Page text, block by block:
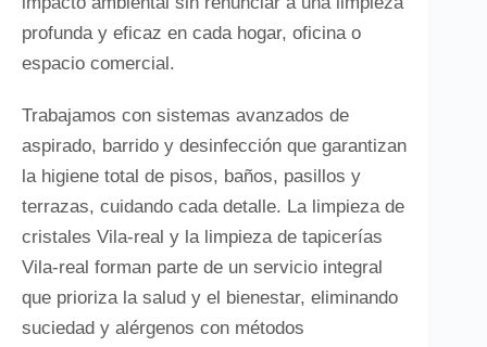
profunda y eficaz en cada hogar, oficina o
espacio comercial.
Trabajamos con sistemas avanzados de
aspirado, barrido y desinfección que garantizan
la higiene total de pisos, baños, pasillos y
terrazas, cuidando cada detalle. La limpieza de
cristales Vila-real y la limpieza de tapicerías
Vila-real forman parte de un servicio integral
que prioriza la salud y el bienestar, eliminando
suciedad y alérgenos con métodos